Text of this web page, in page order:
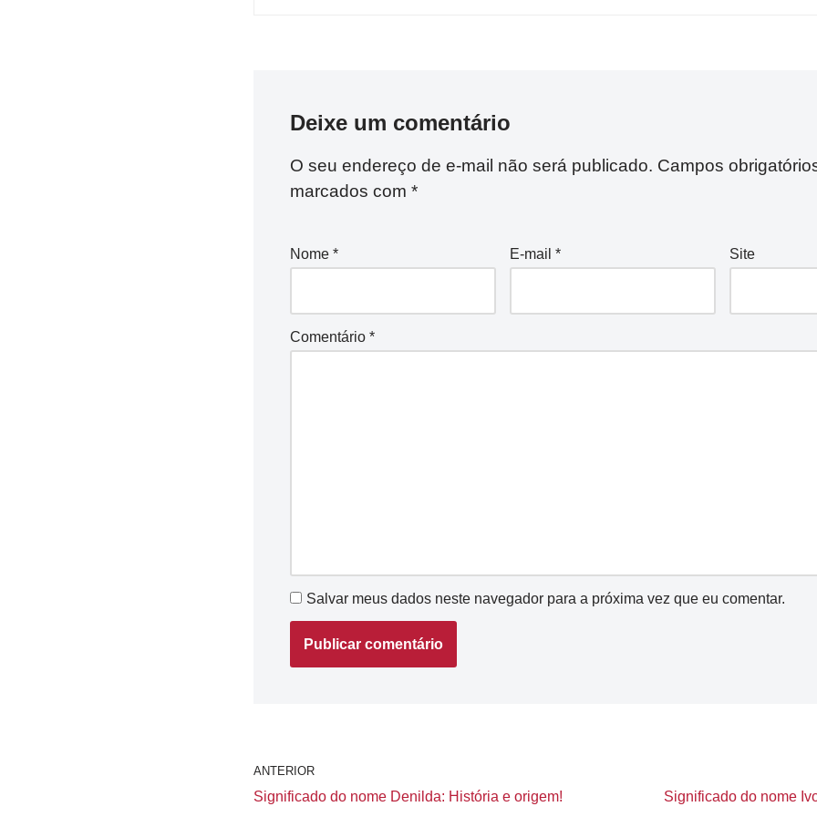
Deixe um comentário
O seu endereço de e-mail não será publicado. Campos
marcados com *
Nome * E-mail * Site
Comentário *
Salvar meus dados neste navegador para a próxima vez que eu comentar.
ANTERIOR
Significado do nome Denilda: História e origem! Significado do nome